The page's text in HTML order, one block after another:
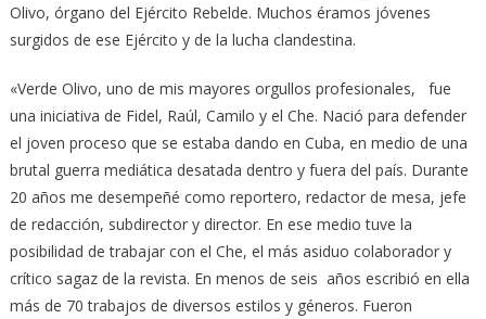
Olivo, órgano del Ejército Rebelde. Muchos éramos jóvenes
surgidos de ese Ejército y de la lucha clandestina.
«Verde Olivo, uno de mis mayores orgullos profesionales, fue
una iniciativa de Fidel, Raúl, Camilo y el Che. Nació para defender
el joven proceso que se estaba dando en Cuba, en medio de una
brutal guerra mediática desatada dentro y fuera del país. Durante
20 años me desempeñé como reportero, redactor de mesa, jefe
de redacción, subdirector y director. En ese medio tuve la
posibilidad de trabajar con el Che, el más asiduo colaborador y
crítico sagaz de la revista. En menos de seis años escribió en ella
más de 70 trabajos de diversos estilos y géneros. Fueron